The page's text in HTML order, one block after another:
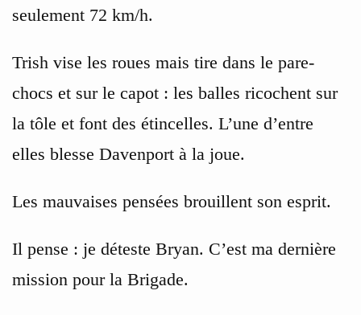
seulement 72 km/h.
Trish vise les roues mais tire dans le pare-
chocs et sur le capot : les balles ricochent sur
la tôle et font des étincelles. L’une d’entre
elles blesse Davenport à la joue.
Les mauvaises pensées brouillent son esprit.
Il pense : je déteste Bryan. C’est ma dernière
mission pour la Brigade.